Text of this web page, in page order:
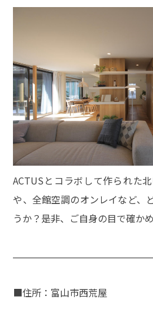
ACTUSとコラボして作られた
や、全館空調のオンレイなど、
うか？是非、ご自身の目で確か
■住所：富山市西荒屋